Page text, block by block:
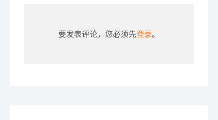
要发表评论，您必须先登录。